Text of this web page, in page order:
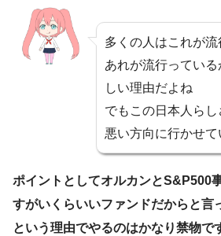
多くの人はこれが
あれが流行ってい
しい理由だよね
でもこの日本人ら
悪い方向に行かせ
ポイントとしてオルカンとS&P500
すがいくらいいファンドだからと言
という理由でやるのはかなり禁物で